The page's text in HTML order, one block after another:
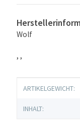
Wolf
, ,
Wert
ARTIKELGEWICHT:
INHALT: